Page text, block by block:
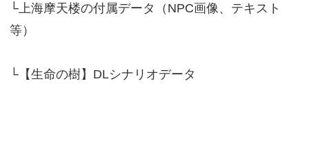
└上海摩天楼の付属データ（NPC画像、テキスト
等）
└【生命の樹】DLシナリオデータ